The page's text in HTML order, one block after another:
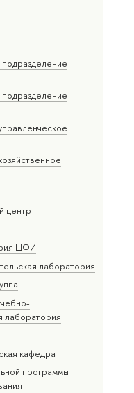
центр
ЦФИ
лаборатория
лаборатория
кафедра
программы